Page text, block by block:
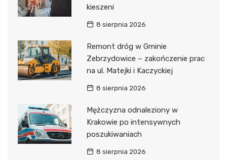
kieszeni
8 sierpnia 2026
Remont dróg w Gminie
Zebrzydowice – zakończenie prac
na ul. Matejki i Kaczyckiej
8 sierpnia 2026
Mężczyzna odnaleziony w
Krakowie po intensywnych
poszukiwaniach
8 sierpnia 2026